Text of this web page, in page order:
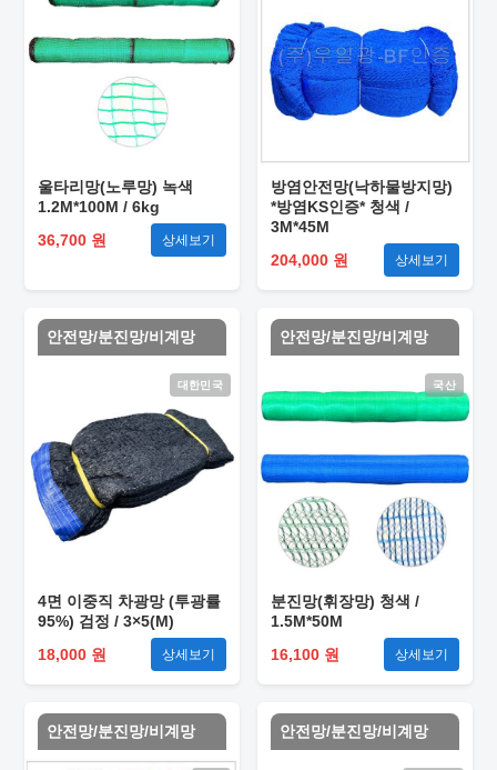
울타리망(노루망) 녹색
1.2M*100M / 6kg
36,700 원
상세보기
방염안전망(낙하물방지망)
*방염KS인증* 청색 /
3M*45M
204,000 원
상세보기
안전망/분진망/비계망
대한민국
4면 이중직 차광망 (투광률
95%) 검정 / 3×5(M)
18,000 원
상세보기
안전망/분진망/비계망
국산
분진망(휘장망) 청색 /
1.5M*50M
16,100 원
상세보기
안전망/분진망/비계망 안전망/분진망/비계망